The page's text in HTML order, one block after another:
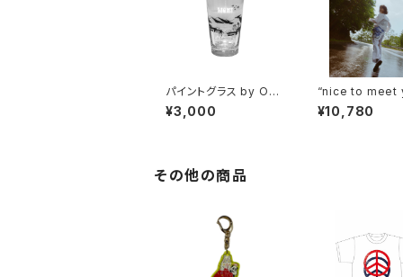
パイントグラス by OGA
WA YOHEI
¥3,000
“nice to meet
スカーフ
¥10,780
その他の商品